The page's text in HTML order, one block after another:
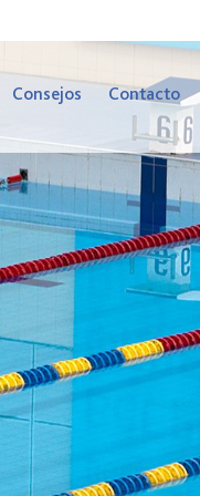
Consejos Contacto